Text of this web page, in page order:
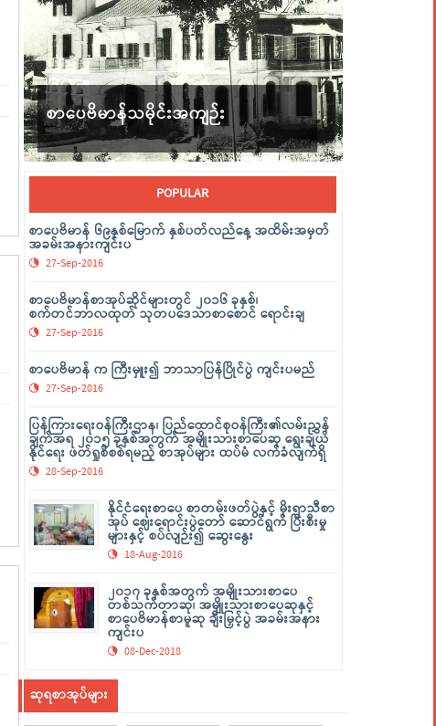
စာပေဗိမာန်သမိုင်းအကျဉ်း
POPULAR
စာပေဗိမာန် ၆၉နှစ်မြောက် နှစ်ပတ်လည်နေ့ အထိမ်းအမှတ်
အခမ်းအနားကျင်းပ
27-Sep-2016
စာပေဗိမာန်စာအုပ်ဆိုင်များတွင် ၂၀၁၆ ခုနှစ်၊
စက်တင်ဘာလထုတ် သုတပဒေသာစာစောင် ရောင်းချ
27-Sep-2016
စာပေဗိမာန် က ကြီးမှူး၍ ဘာသာပြန်ပြိုင်ပွဲ ကျင်းပမည်
27-Sep-2016
ပြန်ကြားရေးဝန်ကြီးဌာန၊ ပြည်ထောင်စုဝန်ကြီး၏လမ်းညွှန်
ချက်အရ ၂၀၁၅ ခုနှစ်အတွက် အမျိုးသားစာပေဆု ရွေးချယ်
နိုင်ရေး ဖတ်ရှုစိစစ်ရမည့် စာအုပ်များ ထပ်မံ လက်ခံလျက်ရှိ
28-Sep-2016
နိုင်ငံရေးစာပေ စာတမ်းဖတ်ပွဲနှင့် မိုးရာသီစာ
အုပ် ဈေးရောင်းပွဲတော် ဆောင်ရွက် ပြီးစီးမှု
များနှင့် စပ်လျဉ်း၍ ဆွေးနွေး
18-Aug-2016
၂၀၁၇ ခုနှစ်အတွက် အမျိုးသားစာပေ
တစ်သက်တာဆု၊ အမျိုးသားစာပေဆုနှင့်
စာပေဗိမာန်စာမူဆု ချီးမြှင့်ပွဲ အခမ်းအနား
ကျင်းပ
08-Dec-2018
ဆုရစာအုပ်များ